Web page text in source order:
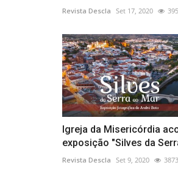
Revista Descla Set 17, 2020
Igreja da Misericórdia
exposição "Silves da
Revista Descla Set 9, 2020 3873